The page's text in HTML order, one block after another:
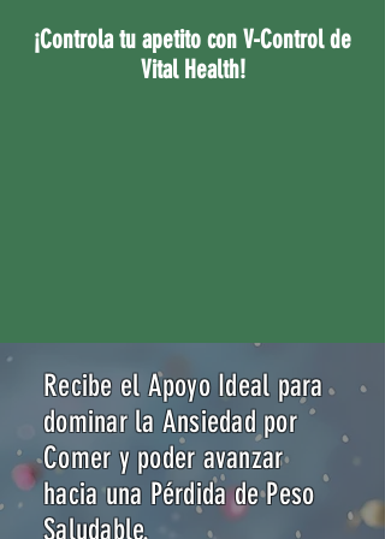
¡Controla tu apetito con V-Control de
Vital Health!
Recibe el Apoyo Ideal para
dominar la Ansiedad por
Comer y poder avanzar
hacia una Pérdida de Peso
Saludable.